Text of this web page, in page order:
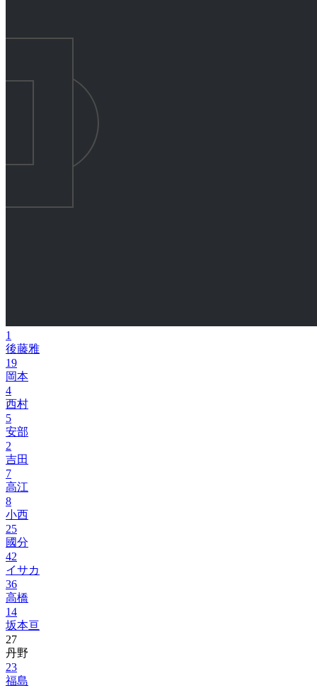
1
後藤雅
19
岡本
4
西村
5
安部
2
吉田
7
高江
8
小西
25
國分
42
イサカ
36
高橋
14
坂本亘
27
丹野
23
福島